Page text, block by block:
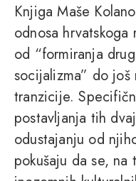
Knjiga Maše
odnosa
od “formiranja
socijalizma” do
tranzicije.
postavljanja tih
odustajanju od
pokušaju da se, na